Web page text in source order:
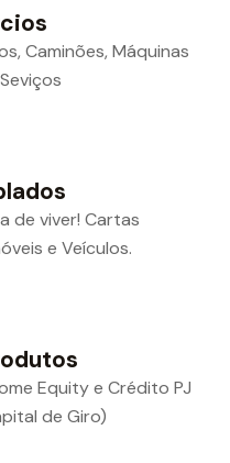
Caminões, Máquinas
de viver! Cartas
e Veículos.
Equity e Crédito PJ
de Giro)